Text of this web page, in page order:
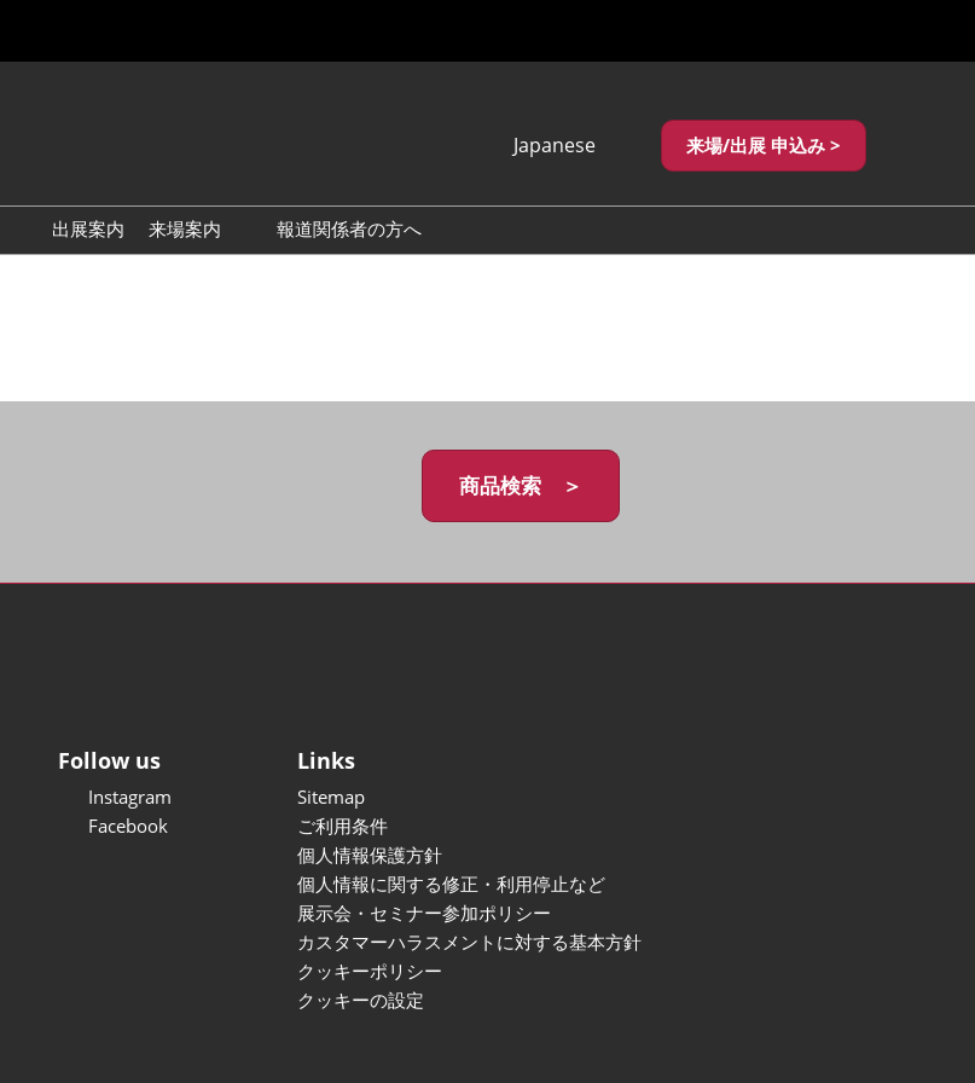
Japanese
繁體中文
来場/出展 申込み >
出展案内
来場案内
報道関係者の方へ
商品検索 ＞
Follow us
Instagram
Facebook
Links
Sitemap
ご利用条件
個人情報保護方針
個人情報に関する修正・利用停止など
展示会・セミナー参加ポリシー
カスタマーハラスメントに対する基本方針
クッキーポリシー
クッキーの設定